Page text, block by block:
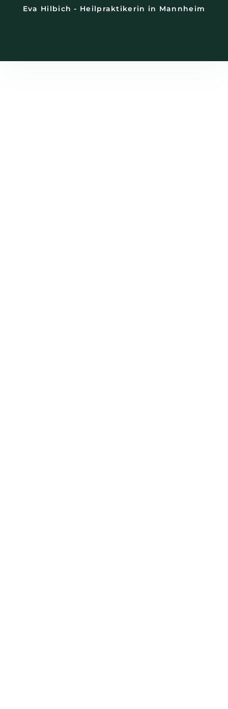
Eva Hilbich - Heilpraktikerin in Mannheim